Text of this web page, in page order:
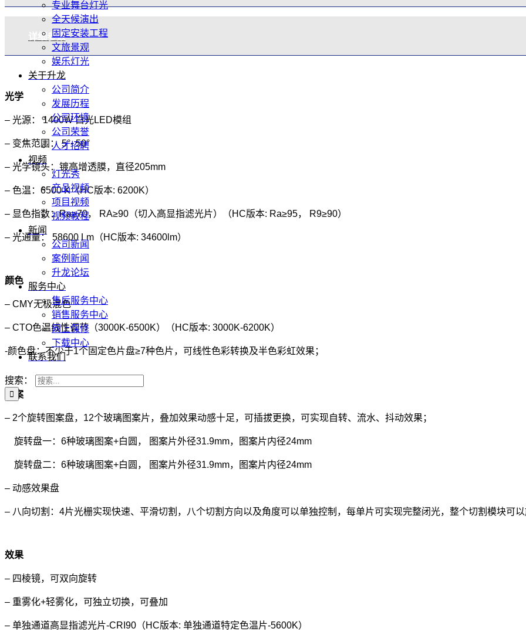
专业舞台灯光
全天候演出
固定安装工程
文旅景观
娱乐灯光
关于升龙
公司简介
发展历程
公司环境
公司荣誉
人才招聘
视频
灯光秀
产品视频
项目视频
视频教程
新闻
公司新闻
案例新闻
升龙论坛
服务中心
售后服务中心
销售服务中心
网上保修
下载中心
联系我们
搜索：
详细参数
光学
– 光源： 1400W 白光LED模组
– 变焦范围： 5°- 50°
– 光学镜头：镀高增透膜，直径205mm
– 色温：6500 K（HC版本: 6200K）
– 显色指数：Ra≥70， RA≥90（切入高显指滤光片）（HC版本: Ra≥95， R9≥90）
– 光通量： 58600 Lm（HC版本: 34600lm）
颜色
– CMY无极混色
– CTO色温线性调节（3000K-6500K）（HC版本: 3000K-6200K）
-颜色盘：不少于1个固定色片盘≥7种色片，可线性色彩转换及半色彩虹效果；
图案
– 2个旋转图案盘，12个玻璃图案片，叠加效果动感十足，可插拔更换，可实现自转、流水、抖动效果；
旋转盘一：6种玻璃图案+白圆， 图案片外径31.9mm，图案片内径24mm
旋转盘二：6种玻璃图案+白圆， 图案片外径31.9mm，图案片内径24mm
– 动感效果盘
– 八向切割：4片光栅实现快速、平滑切割，八个切割方向以及角度可以单独控制，每单片可实现完整闭光，整个切割模块可以
效果
– 四棱镜，可双向旋转
– 重雾化+轻雾化，可独立切换，可叠加
– 单独通道高显指滤光片-CRI90（HC版本: 单独通道特定色温片-5600K）